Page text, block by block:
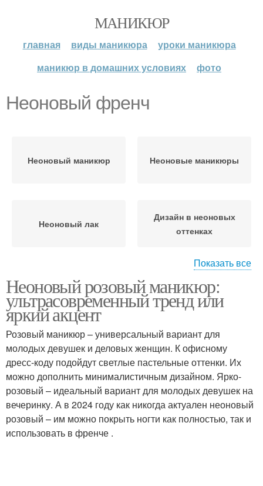
МАНИКЮР
главная виды маникюра
уроки маникюра
маникюр в домашних условиях
фото
Неоновый френч
Неоновый маникюр Неоновые маникюры
Неоновый лак
Дизайн в неоновых
оттенках
Неоновый градиент Неоновая геометрия
Розовый френч
Уход за неоновым
маникюром
Показать все
Неоновый розовый маникюр:
ультрасовременный тренд или
яркий акцент
Розовый маникюр – универсальный вариант для
молодых девушек и деловых женщин. К офисному
дресс-коду подойдут светлые пастельные оттенки. Их
можно дополнить минималистичным дизайном. Ярко-
розовый – идеальный вариант для молодых девушек на
вечеринку. А в 2024 году как никогда актуален неоновый
розовый – им можно покрыть ногти как полностью, так и
использовать в френче .